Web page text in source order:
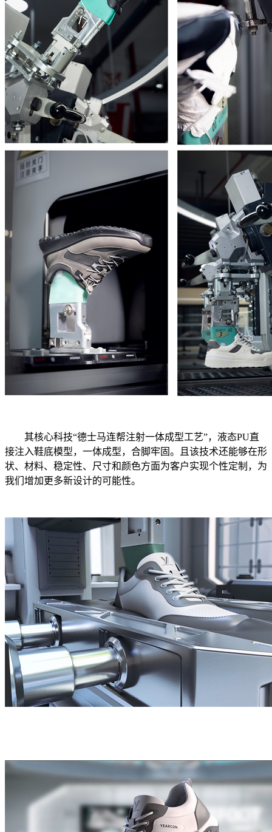
其核心科技“德士马连帮注射一体成型工艺”，液态PU直
接注入鞋底模型，一体成型，合脚牢固。且该技术还能够在形
状、材料、稳定性、尺寸和颜色方面为客户实现个性定制，为
我们增加更多新设计的可能性。